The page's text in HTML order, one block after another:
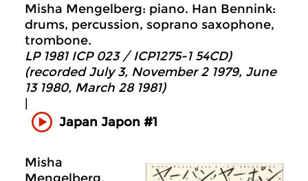
Misha Mengelberg: piano. Han Bennink:
drums, percussion, soprano saxophone,
trombone.
LP 1981 ICP 023 / ICP1275-1 54CD)
(recorded July 3, November 2 1979, June
13 1980, March 28 1981)
Japan Japon #1
Misha